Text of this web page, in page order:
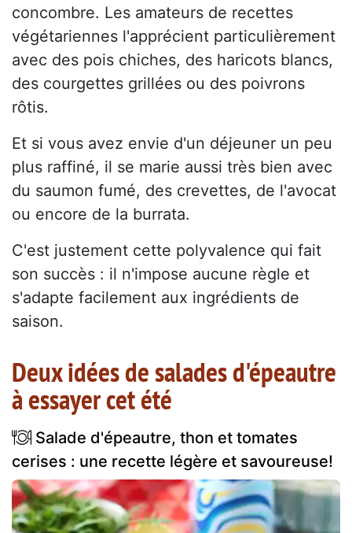
concombre. Les amateurs de recettes
végétariennes l'apprécient particulièrement
avec des pois chiches, des haricots blancs,
des courgettes grillées ou des poivrons
rôtis.
Et si vous avez envie d'un déjeuner un peu
plus raffiné, il se marie aussi très bien avec
du saumon fumé, des crevettes, de l'avocat
ou encore de la burrata.
C'est justement cette polyvalence qui fait
son succès : il n'impose aucune règle et
s'adapte facilement aux ingrédients de
saison.
Deux idées de salades d'épeautre
à essayer cet été
Salade d'épeautre, thon et tomates
cerises : une recette légère et savoureuse!